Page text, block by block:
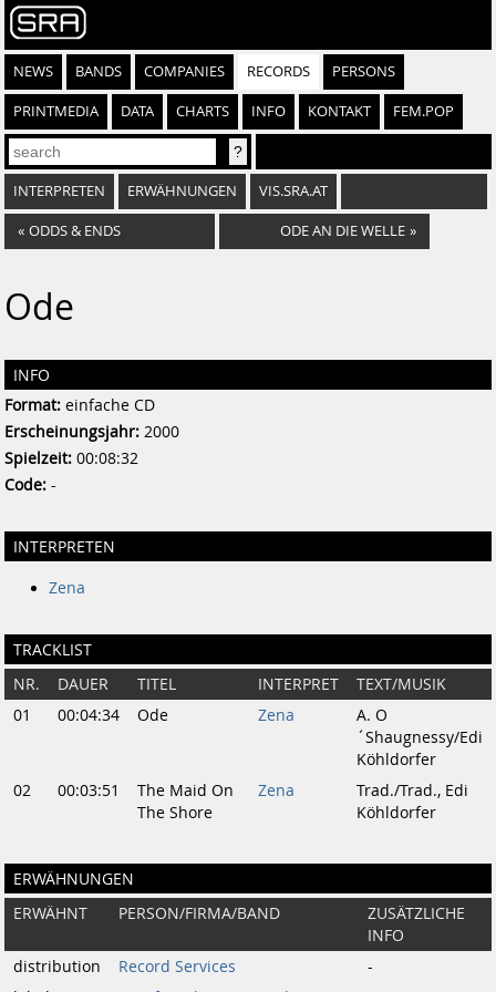
NEWS BANDS COMPANIES RECORDS PERSONS
PRINTMEDIA DATA CHARTS INFO KONTAKT FEM.POP
INTERPRETEN ERWÄHNUNGEN VIS.SRA.AT
« ODDS & ENDS ODE AN DIE WELLE »
Ode
INFO
Format: einfache CD
Erscheinungsjahr: 2000
Spielzeit: 00:08:32
Code: -
INTERPRETEN
Zena
TRACKLIST
NR. DAUER TITEL INTERPRET
TEXT/MUSIK
01
00:04:34 Ode Zena
A. O
´Shaugnessy/Edi
Köhldorfer
02
00:03:51
The Maid On
The Shore
Zena
Trad./Trad., Edi
Köhldorfer
ERWÄHNUNGEN
ERWÄHNT PERSON/FIRMA/BAND
ZUSÄTZLICHE
INFO
distribution
Record Services
-